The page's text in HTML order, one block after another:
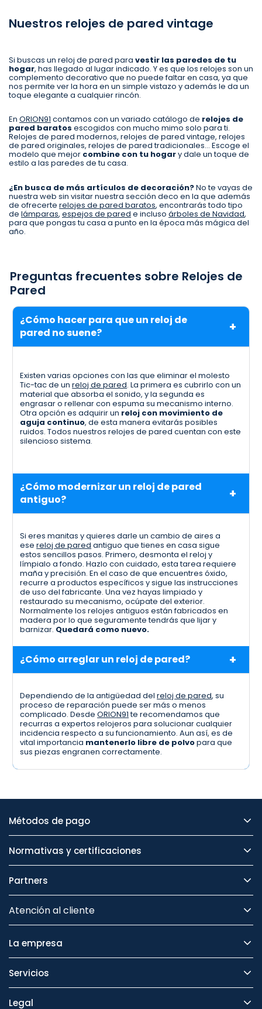
Nuestros relojes de pared vintage
Si buscas un reloj de pared para vestir las paredes de tu
hogar, has llegado al lugar indicado. Y es que los relojes son un
complemento decorativo que no puede faltar en casa, ya que
nos permite ver la hora en un simple vistazo y además le da un
toque elegante a cualquier rincón.
En ORION91 contamos con un variado catálogo de relojes de
pared baratos escogidos con mucho mimo solo para ti.
Relojes de pared modernos, relojes de pared vintage, relojes
de pared originales, relojes de pared tradicionales… Escoge el
modelo que mejor combine con tu hogary dale un toque de
estilo a las paredes de tu casa.
¿En busca de más artículos de decoración?No te vayas de
nuestra web sin visitar nuestra sección deco en la que además
de ofrecerte relojes de pared baratos, encontrarás todo tipo
de lámparas, espejos de pared e incluso árboles de Navidad,
para que pongas tu casa a punto en la época más mágica del
año.
Preguntas frecuentes sobre Relojes de
Pared
¿Cómo hacer para que un reloj de
pared no suene?
Existen varias opciones con las que eliminar el molesto
Tic-tac de unreloj de pared. La primera es cubrirlo con un
material que absorba el sonido, y la segunda es
engrasar o rellenar con espuma su mecanismo interno.
Otra opción es adquirir un reloj con movimiento de
aguja continuo, de esta manera evitarás posibles
ruidos. Todos nuestros relojes de pared cuentan con este
silencioso sistema.
¿Cómo modernizar un reloj de pared
antiguo?
Si eres manitas y quieres darle un cambio de aires a
esereloj de pared antiguo que tienes en casa sigue
estos sencillos pasos. Primero, desmonta el reloj y
límpialo a fondo. Hazlo con cuidado, esta tarea requiere
maña y precisión. En el caso de que encuentres óxido,
recurre a productos específicos y sigue las instrucciones
de uso del fabricante. Una vez hayas limpiado y
restaurado su mecanismo, ocúpate del exterior.
Normalmente los relojes antiguos están fabricados en
madera por lo que seguramente tendrás que lijar y
barnizar. Quedará como nuevo.
¿Cómo arreglar un reloj de pared?
Dependiendo de la antigüedad delreloj de pared, su
proceso de reparación puede ser más o menos
complicado. DesdeORION91te recomendamos que
recurras a expertos relojeros para solucionar cualquier
incidencia respecto a su funcionamiento. Aun así, es de
vital importancia mantenerlo libre de polvopara que
sus piezas engranen correctamente.
Métodos de pago
Normativas y certificaciones
Partners
Atención al cliente
La empresa
Servicios
Legal